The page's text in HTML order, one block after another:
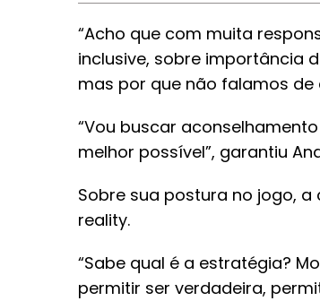
“Acho que com muita
inclusive, sobre importância
mas por que não falamos de
“Vou buscar
melhor possível”, garantiu
Sobre sua postura no jogo,
reality.
“Sabe qual é a estratégia?
permitir ser verdadeira,